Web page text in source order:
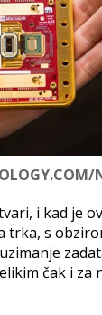
i kad je
trka, s
čak i za